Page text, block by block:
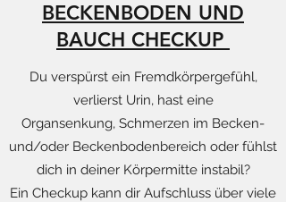
BECKENBODEN UND
BAUCH CHECKUP
Du verspürst ein Fremdkörpergefühl,
verlierst Urin, hast eine
Organsenkung, Schmerzen im Becken-
und/oder Beckenbodenbereich oder fühlst
dich in deiner Körpermitte instabil?
Ein Checkup kann dir Aufschluss über viele